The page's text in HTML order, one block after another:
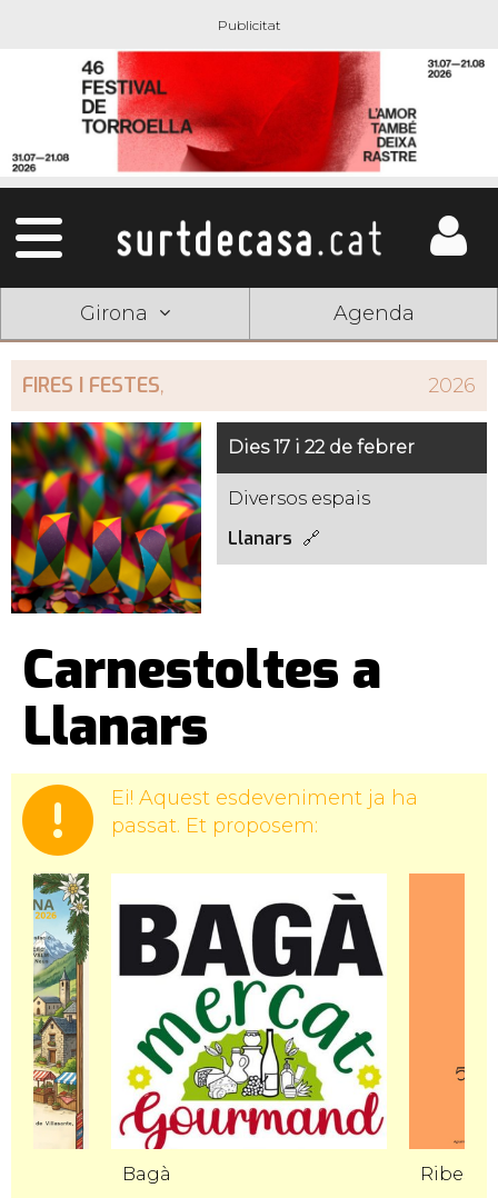
Girona Agenda
FIRES I FESTES, 2026
Dies 17 i 22 de febrer
Diversos espais
Llanars
Carnestoltes a
Llanars
Ei! Aquest esdeveniment ja ha
passat. Et proposem:
Bagà